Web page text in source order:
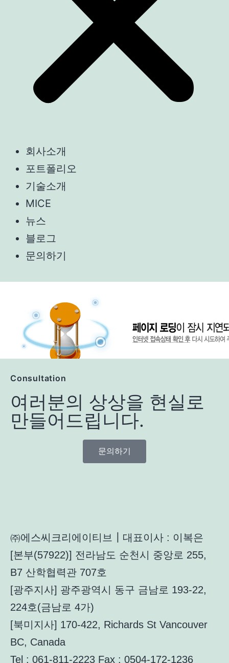
회사소개
포트폴리오
기술소개
MICE
뉴스
블로그
문의하기
Consultation
여러분의 상상을 현실로
만들어드립니다.
문의하기
㈜에스씨크리에이티브┃대표이사 : 이복은
[본부(57922)] 전라남도 순천시 중앙로 255,
B7 산학협력관 707호
[광주지사] 광주광역시 동구 금남로 193-22,
224호(금남로 4가)
[북미지사] 170-422, Richards St Vancouver
BC, Canada
Tel : 061-811-2223 Fax : 0504-172-1236